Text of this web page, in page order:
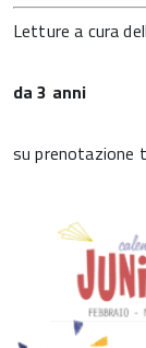
Letture a cura
da 3 anni
su prenotazione